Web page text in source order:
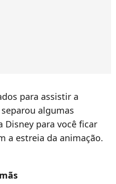
para assistir a
separou algumas
Disney para você ficar
a estreia da animação.